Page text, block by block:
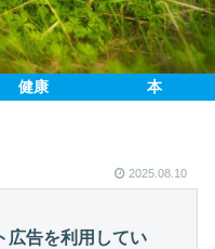
健康 本
2025.08.10
広告を利用してい